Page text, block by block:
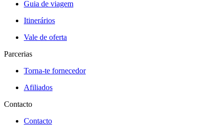
Guia de viagem
Itinerários
Vale de oferta
Parcerias
Torna-te fornecedor
Afiliados
Contacto
Contacto